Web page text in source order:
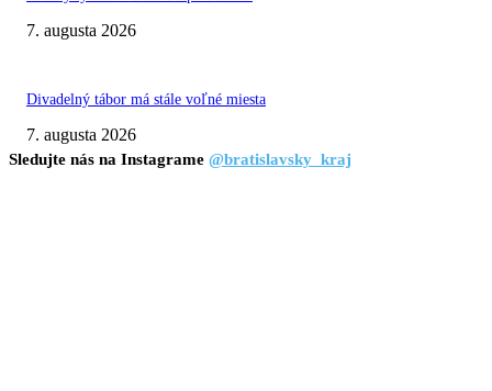
7. augusta 2026
Divadelný tábor má stále voľné miesta
7. augusta 2026
Sledujte nás na Instagrame @bratislavsky_kraj